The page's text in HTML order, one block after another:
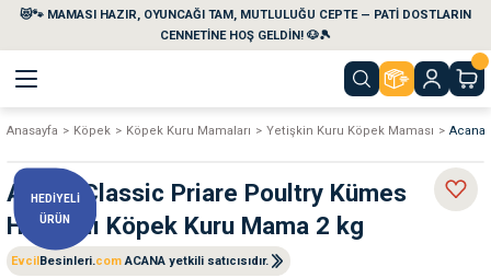
😻🐾 MAMASI HAZIR, OYUNCAĞI TAM, MUTLULUĞU CEPTE — PATİ DOSTLARIN
CENNETİNE HOŞ GELDİN! 🐶🎾
Geri Dön
Geri Dön
Temizlik Ürünleri
Geri Dön
Geri Dön
Geri Dön
Geri Dön
Anasayfa Köpek Köpek Kuru Mamaları Yetişkin Kuru Köpek Maması Acana
HEDİYELİ
ÜRÜN
Acana Classic Priare Poultry Kümes
Hayvanlı Köpek Kuru Mama 2 kg
EvcilBesinleri.comACANA yetkili satıcısıdır.